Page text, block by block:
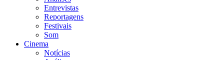
Entrevistas
Reportagens
Festivais
Som
Cinema
Notícias